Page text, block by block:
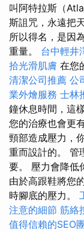
叫阿特拉斯（
斯詛咒，永遠把
所以得名，是因
重量。 台中輕井
拾光滑肌膚 在您
清潔公司推薦 公
業外燴服務 士林
鐘休息時間，這
您的治療也會更
頸部造成壓力，
重而設計的。 管
要。 壓力會降低
由於高跟鞋將您
時腳底的壓力。
注意的細節 筋絡
值得信賴的SEO